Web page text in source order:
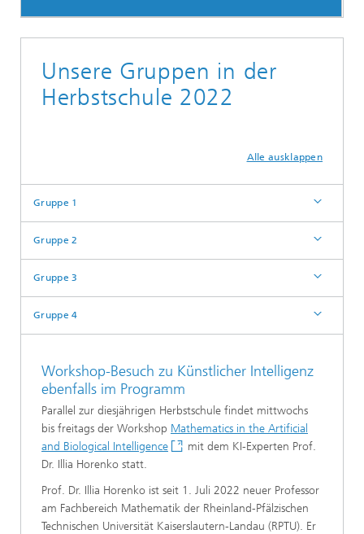
Unsere Gruppen in der
Herbstschule 2022
Alle ausklappen
Gruppe 1
Gruppe 2
Gruppe 3
Gruppe 4
Workshop-Besuch zu Künstlicher Intelligenz
ebenfalls im Programm
Parallel zur diesjährigen Herbstschule findet mittwochs
bis freitags der Workshop Mathematics in the Artificial
and Biological Intelligence
mit dem KI-Experten Prof.
Dr. Illia Horenko statt.
Prof. Dr. Illia Horenko ist seit 1. Juli 2022 neuer Professor
am Fachbereich Mathematik der Rheinland-Pfälzischen
Technischen Universität Kaiserslautern-Landau (RPTU). Er